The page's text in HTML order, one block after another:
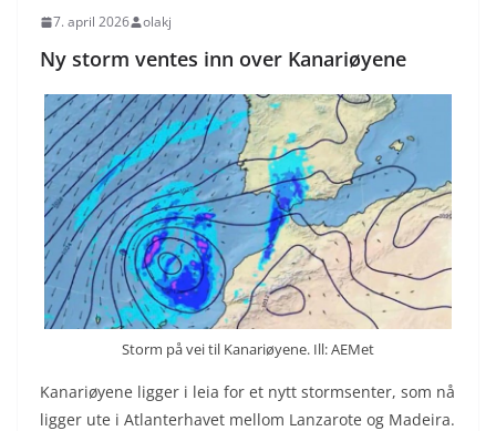
7. april 2026 olakj
Ny storm ventes inn over Kanariøyene
Storm på vei til Kanariøyene. Ill: AEMet
Kanariøyene ligger i leia for et nytt stormsenter, som nå
ligger ute i Atlanterhavet mellom Lanzarote og Madeira.